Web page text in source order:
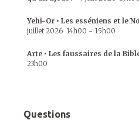
Yehi-Or • Les esséniens et le
juillet 2026 14h00 - 15h00
Arte • Les faussaires de la
23h00
Questions